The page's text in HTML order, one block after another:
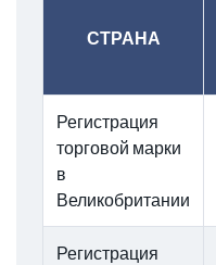
СТРАНА
Регистрация
торговой марки
в
Великобритании
Регистрация